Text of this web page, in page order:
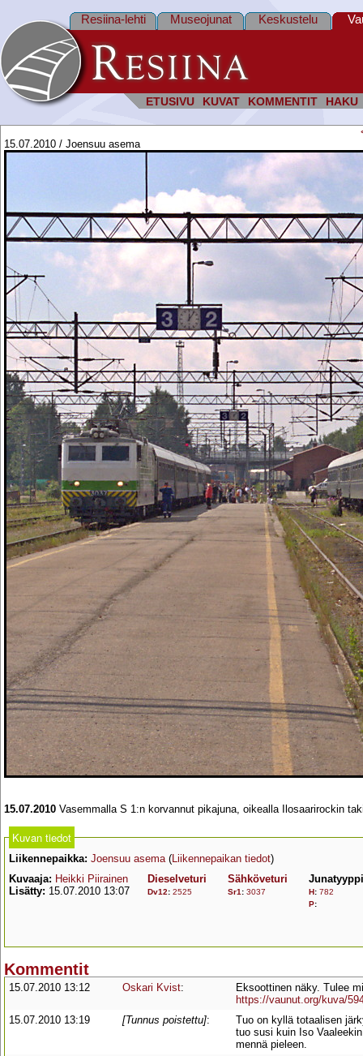
ETUSIVU KUVAT KOMMENTIT HAKU
Resiina-lehti Museojunat Keskustelu
15.07.2010 / Joensuu asema
15.07.2010 Vasemmalla S 1:n korvannut pikajuna, oikealla Ilosaarirockin
Kuvan tiedot
Liikennepaikka: Joensuu asema(Liikennepaikan tiedot)
Kuvaaja: Heikki Piirainen
Lisätty: 15.07.2010 13:07
Dieselveturi
Dv12: 2525
Sähköveturi
Sr1 : 3037
Junatyyppi
H: 782
P:
Kommentit
15.07.2010 13:12 Oskari Kvist:
Eksoottinen näky. Tulee
https://vaunut.org/kuva/
15.07.2010 13:19
[Tunnus poistettu]:
Tuo on kyllä totaalisen
tuo susi kuin Iso
mennä pieleen.